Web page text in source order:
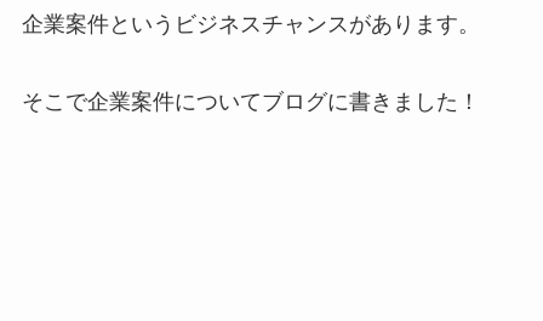
企業案件というビジネスチャンスがあります。
そこで企業案件についてブログに書きました！